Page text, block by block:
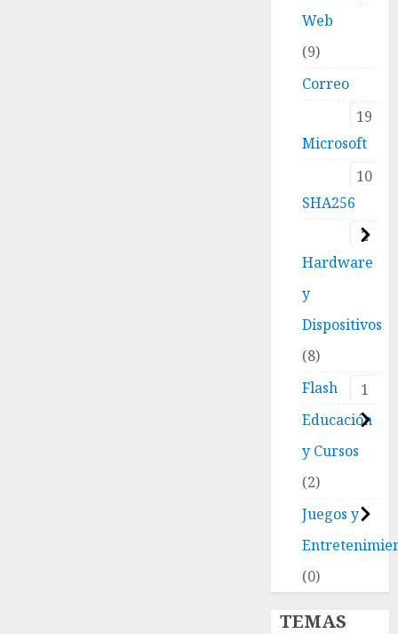
Web
9
Correo
19
Microsoft
10
SHA256
2
Hardware
y
Dispositivos
8
Flash
1
Educación
y Cursos
2
Juegos y
0
TEMAS